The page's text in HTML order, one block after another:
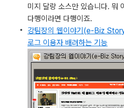
미지 달랑 소스만 있습니다. 뭐
다행이라면 다행이죠.
강팀장의 웹이야기(e-Biz
로그 이용자 배려하는 기능